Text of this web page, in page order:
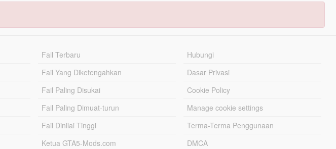
Fail Terbaru
Fail Yang Diketengahkan
Fail Paling Disukai
Fail Paling Dimuat-turun
Fail Dinilai Tinggi
Ketua GTA5-Mods.com
Hubungi
Dasar Privasi
Cookie Policy
Manage cookie settings
Terma-Terma Penggunaan
DMCA